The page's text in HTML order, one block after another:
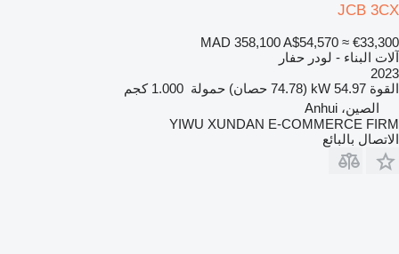
JCB 3CX
MAD 358,100A$54,570 ≈ €33,300
آلات البناء - لودر حفار
2023
القوة 54.97 kW (74.78 حصان) حمولة 1.000 كجم
الصين، Anhui
YIWU XUNDAN E-COMMERCE FIRM
الاتصال بالبائع